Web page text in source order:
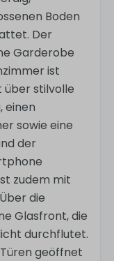
Boden
Der
Garderobe
ist
stilvolle
einen
sowie eine
der
zudem mit
die
Glasfront, die
durchflutet.
geöffnet